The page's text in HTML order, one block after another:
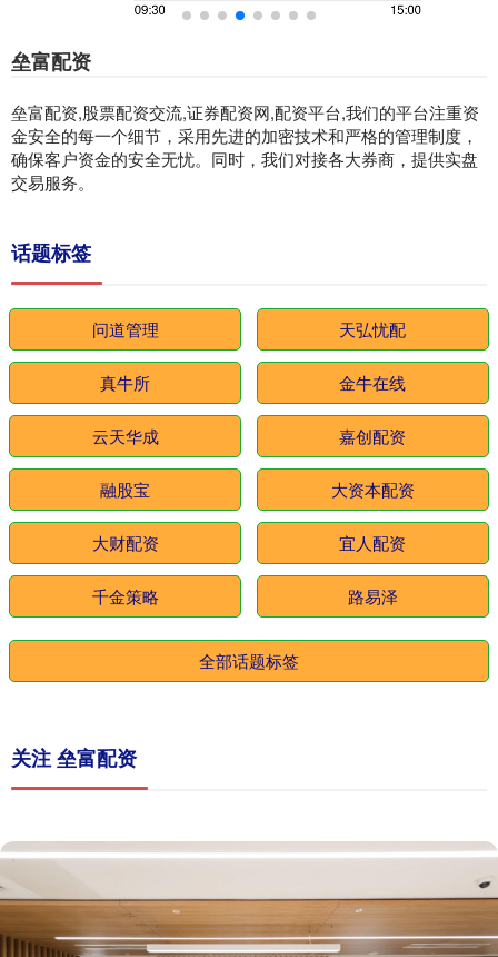
垒富配资
垒富配资,股票配资交流,证券配资网,配资平台,我们的平台注重资
金安全的每一个细节，采用先进的加密技术和严格的管理制度，
确保客户资金的安全无忧。同时，我们对接各大券商，提供实盘
交易服务。
话题标签
问道管理 天弘忧配
真牛所 金牛在线
云天华成 嘉创配资
融股宝 大资本配资
大财配资 宜人配资
千金策略 路易泽
全部话题标签
关注 垒富配资